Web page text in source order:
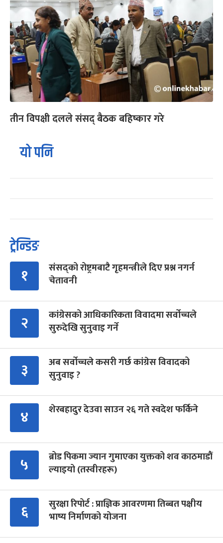
तीन विपक्षी दलले संसद् बैठक बहिष्कार गरे
यो पनि
ट्रेन्डिङ
१
संसद्को रोष्ट्रमबाटै गृहमन्त्रीले दिए प्रश्न नगर्न
चेतावनी
२
कांग्रेसको आधिकारिकता विवादमा सर्वोच्चले
सुरुदेखि सुनुवाइ गर्ने
३
अब सर्वोच्चले कसरी गर्छ कांग्रेस विवादको
सुनुवाइ ?
४ शेरबहादुर देउवा साउन २६ गते स्वदेश फर्किने
५
ब्रोड पिकमा ज्यान गुमाएका युक्तको शव काठमाडौं
ल्याइयो (तस्वीरहरू)
६
सुरक्षा रिपोर्ट : प्राज्ञिक आवरणमा तिब्बत पक्षीय
भाष्य निर्माणको योजना